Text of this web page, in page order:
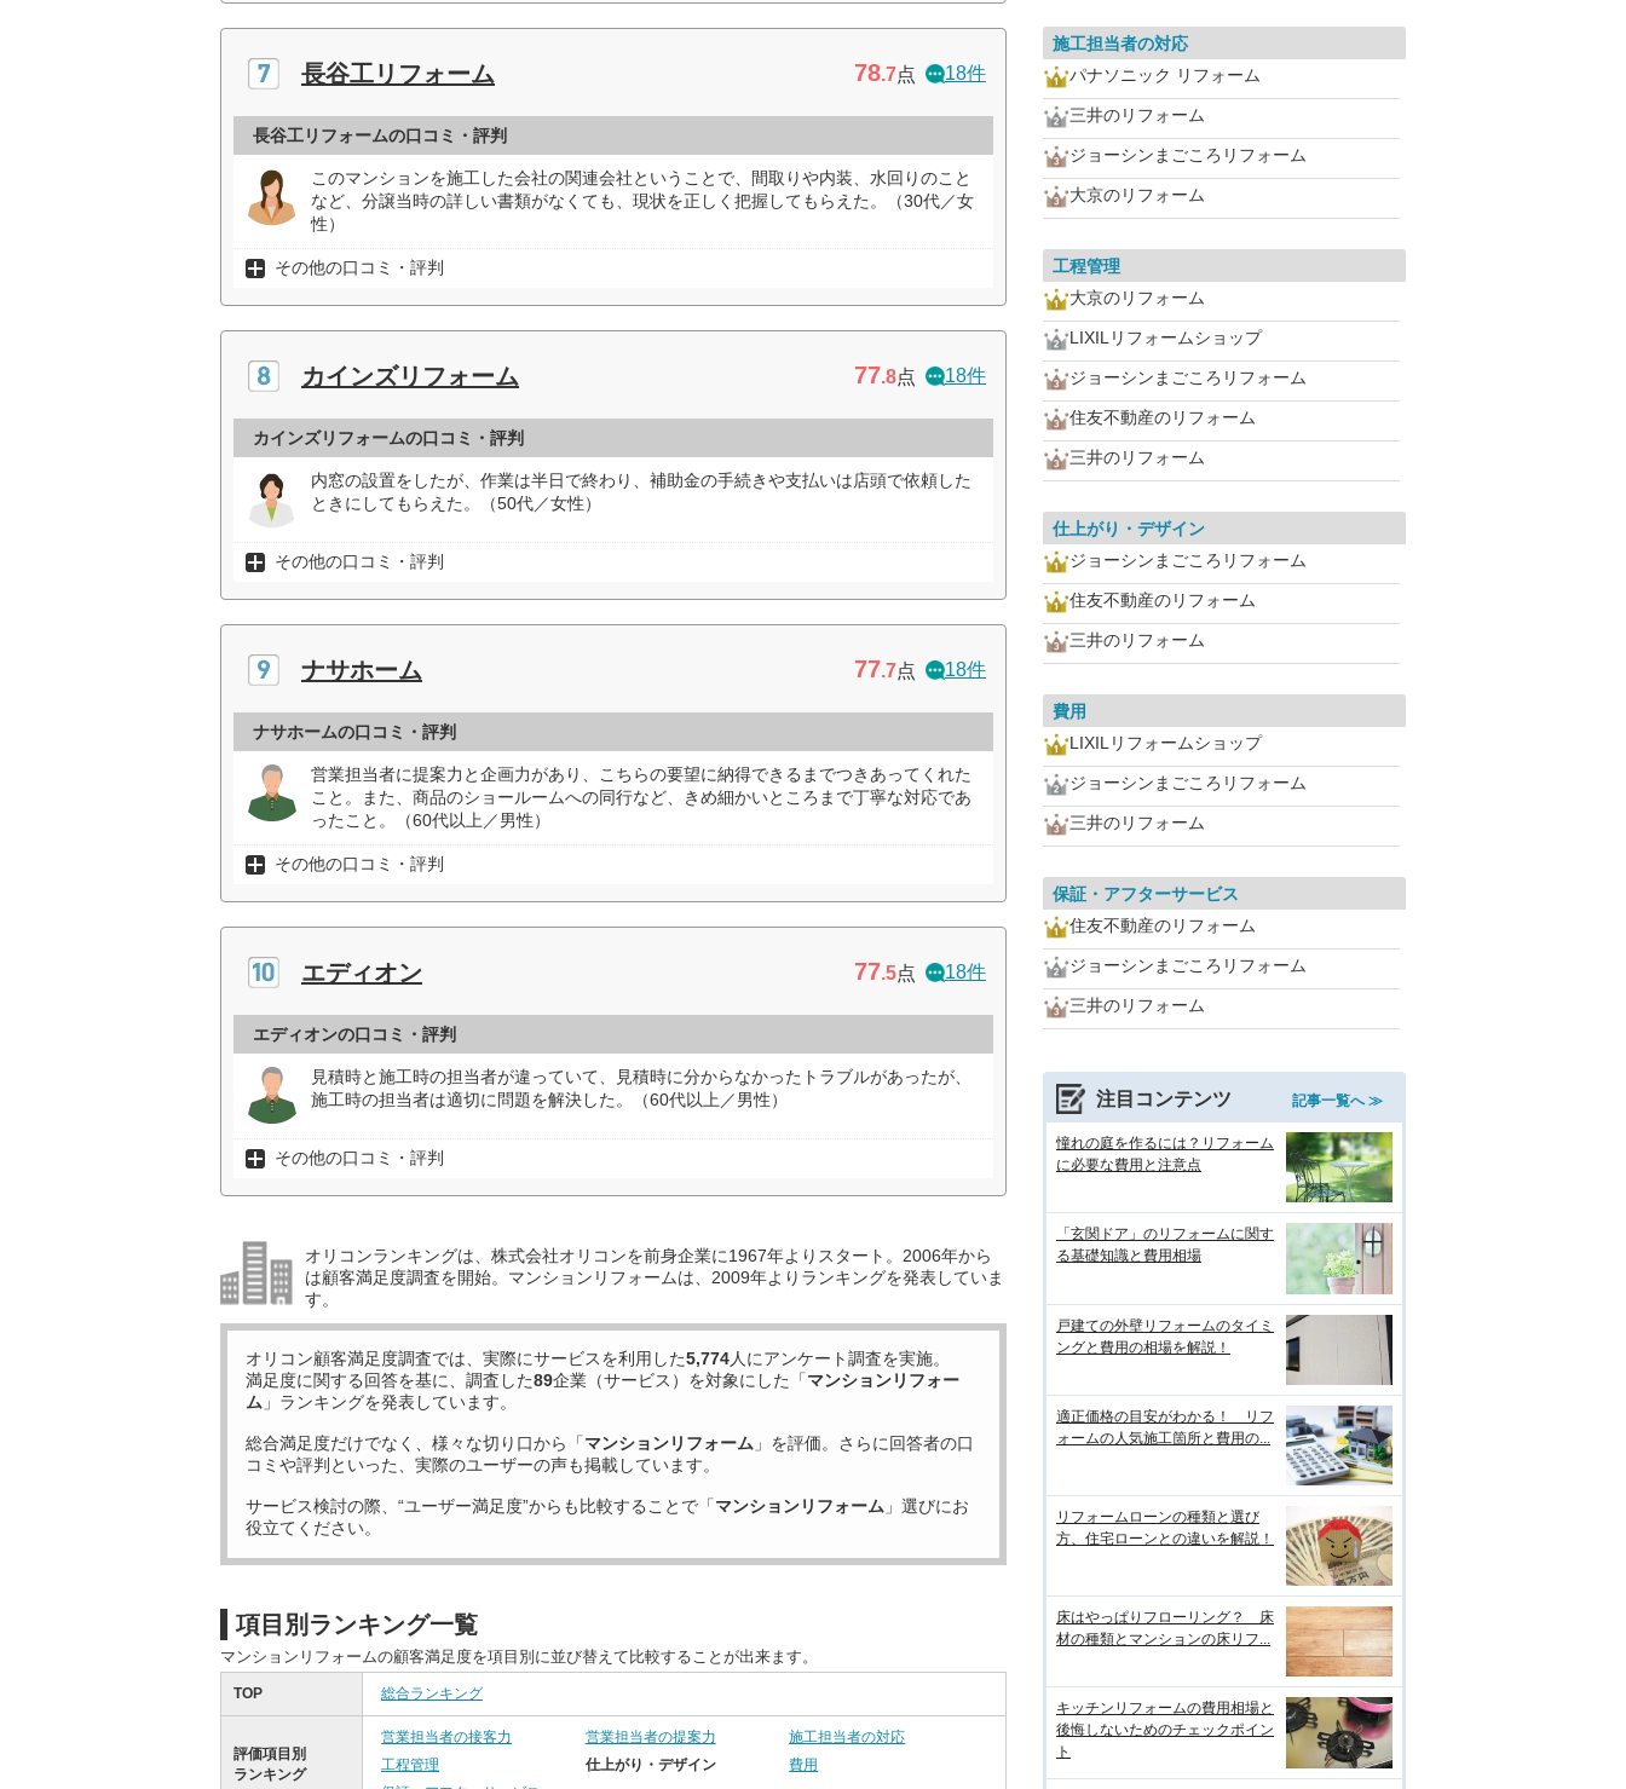
長谷工リフォーム 78.7点 18件
長谷工リフォームの口コミ・評判
このマンションを施工した会社の関連会社ということで、間取りや内装、水回りのこと
など、分譲当時の詳しい書類がなくても、現状を正しく把握してもらえた。（30代／女
性）
その他の口コミ・評判
カインズリフォーム 77.8点 18件
カインズリフォームの口コミ・評判
内窓の設置をしたが、作業は半日で終わり、補助金の手続きや支払いは店頭で依頼した
ときにしてもらえた。（50代／女性）
その他の口コミ・評判
ナサホーム 77.7点 18件
ナサホームの口コミ・評判
営業担当者に提案力と企画力があり、こちらの要望に納得できるまでつきあってくれた
こと。また、商品のショールームへの同行など、きめ細かいところまで丁寧な対応であ
ったこと。（60代以上／男性）
その他の口コミ・評判
エディオン 77.5点 18件
エディオンの口コミ・評判
見積時と施工時の担当者が違っていて、見積時に分からなかったトラブルがあったが、
施工時の担当者は適切に問題を解決した。（60代以上／男性）
その他の口コミ・評判
オリコンランキングは、株式会社オリコンを前身企業に1967年よりスタート。2006年から
は顧客満足度調査を開始。マンションリフォームは、2009年よりランキングを発表していま
す。
オリコン顧客満足度調査では、実際にサービスを利用した5,774人にアンケート調査を実施。
満足度に関する回答を基に、調査した89企業（サービス）を対象にした「マンションリフォー
ム 」ランキングを発表しています。
総合満足度だけでなく、様々な切り口から「マンションリフォーム 」を評価。さらに回答者の口
コミや評判といった、実際のユーザーの声も掲載しています。
サービス検討の際、“ユーザー満足度”からも比較することで「マンションリフォーム 」選びにお
役立てください。
項目別ランキング一覧
マンションリフォームの顧客満足度を項目別に並び替えて比較することが出来ます。
TOP 総合ランキング
評価項目別
ランキング
営業担当者の接客力 営業担当者の提案力
施工担当者の対応
工程管理
仕上がり・デザイン
費用
施工担当者の対応
パナソニック リフォーム
三井のリフォーム
ジョーシンまごころリフォーム
大京のリフォーム
工程管理
大京のリフォーム
LIXILリフォームショップ
ジョーシンまごころリフォーム
住友不動産のリフォーム
三井のリフォーム
仕上がり・デザイン
ジョーシンまごころリフォーム
住友不動産のリフォーム
三井のリフォーム
費用
LIXILリフォームショップ
ジョーシンまごころリフォーム
三井のリフォーム
保証・アフターサービス
住友不動産のリフォーム
ジョーシンまごころリフォーム
三井のリフォーム
注目コンテンツ 記事一覧へ ≫
憧れの庭を作るには？リフォーム
に必要な費用と注意点
「玄関ドア」のリフォームに関す
る基礎知識と費用相場
戸建ての外壁リフォームのタイミ
ングと費用の相場を解説！
適正価格の目安がわかる！ リフ
ォームの人気施工箇所と費用の...
リフォームローンの種類と選び
方、住宅ローンとの違いを解説！
床はやっぱりフローリング？ 床
材の種類とマンションの床リフ...
キッチンリフォームの費用相場と
後悔しないためのチェックポイン
ト